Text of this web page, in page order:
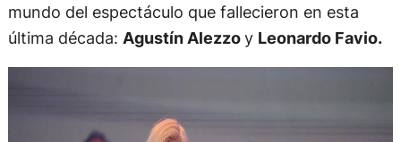
mundo del espectáculo que fallecieron en esta
última década: Agustín Alezzoy Leonardo Favio.